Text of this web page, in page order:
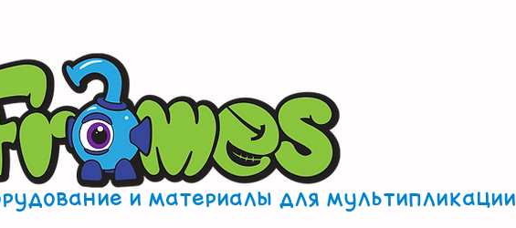
и материалы для мультипликации